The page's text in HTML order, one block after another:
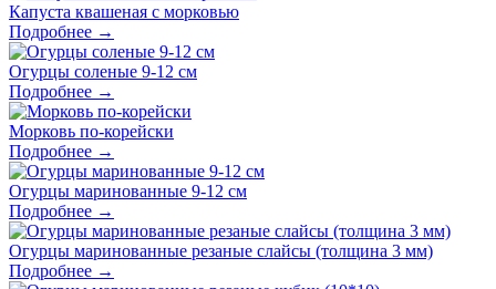
Капуста квашеная с морковью
Подробнее →
Огурцы соленые 9-12 см
Подробнее →
Морковь по-корейски
Подробнее →
Огурцы маринованные 9-12 см
Подробнее →
Огурцы маринованные резаные слайсы (толщина 3 мм)
Подробнее →